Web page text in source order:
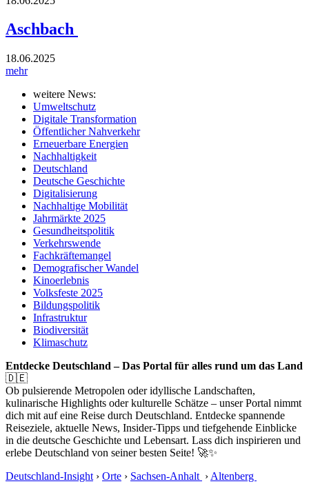
Aschbach
18.06.2025
mehr
weitere News:
Umweltschutz
Digitale Transformation
Öffentlicher Nahverkehr
Erneuerbare Energien
Nachhaltigkeit
Deutschland
Deutsche Geschichte
Digitalisierung
Nachhaltige Mobilität
Jahrmärkte 2025
Gesundheitspolitik
Verkehrswende
Fachkräftemangel
Demografischer Wandel
Kinoerlebnis
Volksfeste 2025
Bildungspolitik
Infrastruktur
Biodiversität
Klimaschutz
Entdecke Deutschland – Das Portal für alles rund um das Land
🇩🇪
Ob pulsierende Metropolen oder idyllische Landschaften,
kulinarische Highlights oder kulturelle Schätze – unser Portal nimmt
dich mit auf eine Reise durch Deutschland. Entdecke spannende
Reiseziele, aktuelle News, Insider-Tipps und tiefgehende Einblicke
in die deutsche Geschichte und Lebensart. Lass dich inspirieren und
erlebe Deutschland von seiner besten Seite! 🚀✨
Deutschland-Insight › Orte › Sachsen-Anhalt › Altenberg